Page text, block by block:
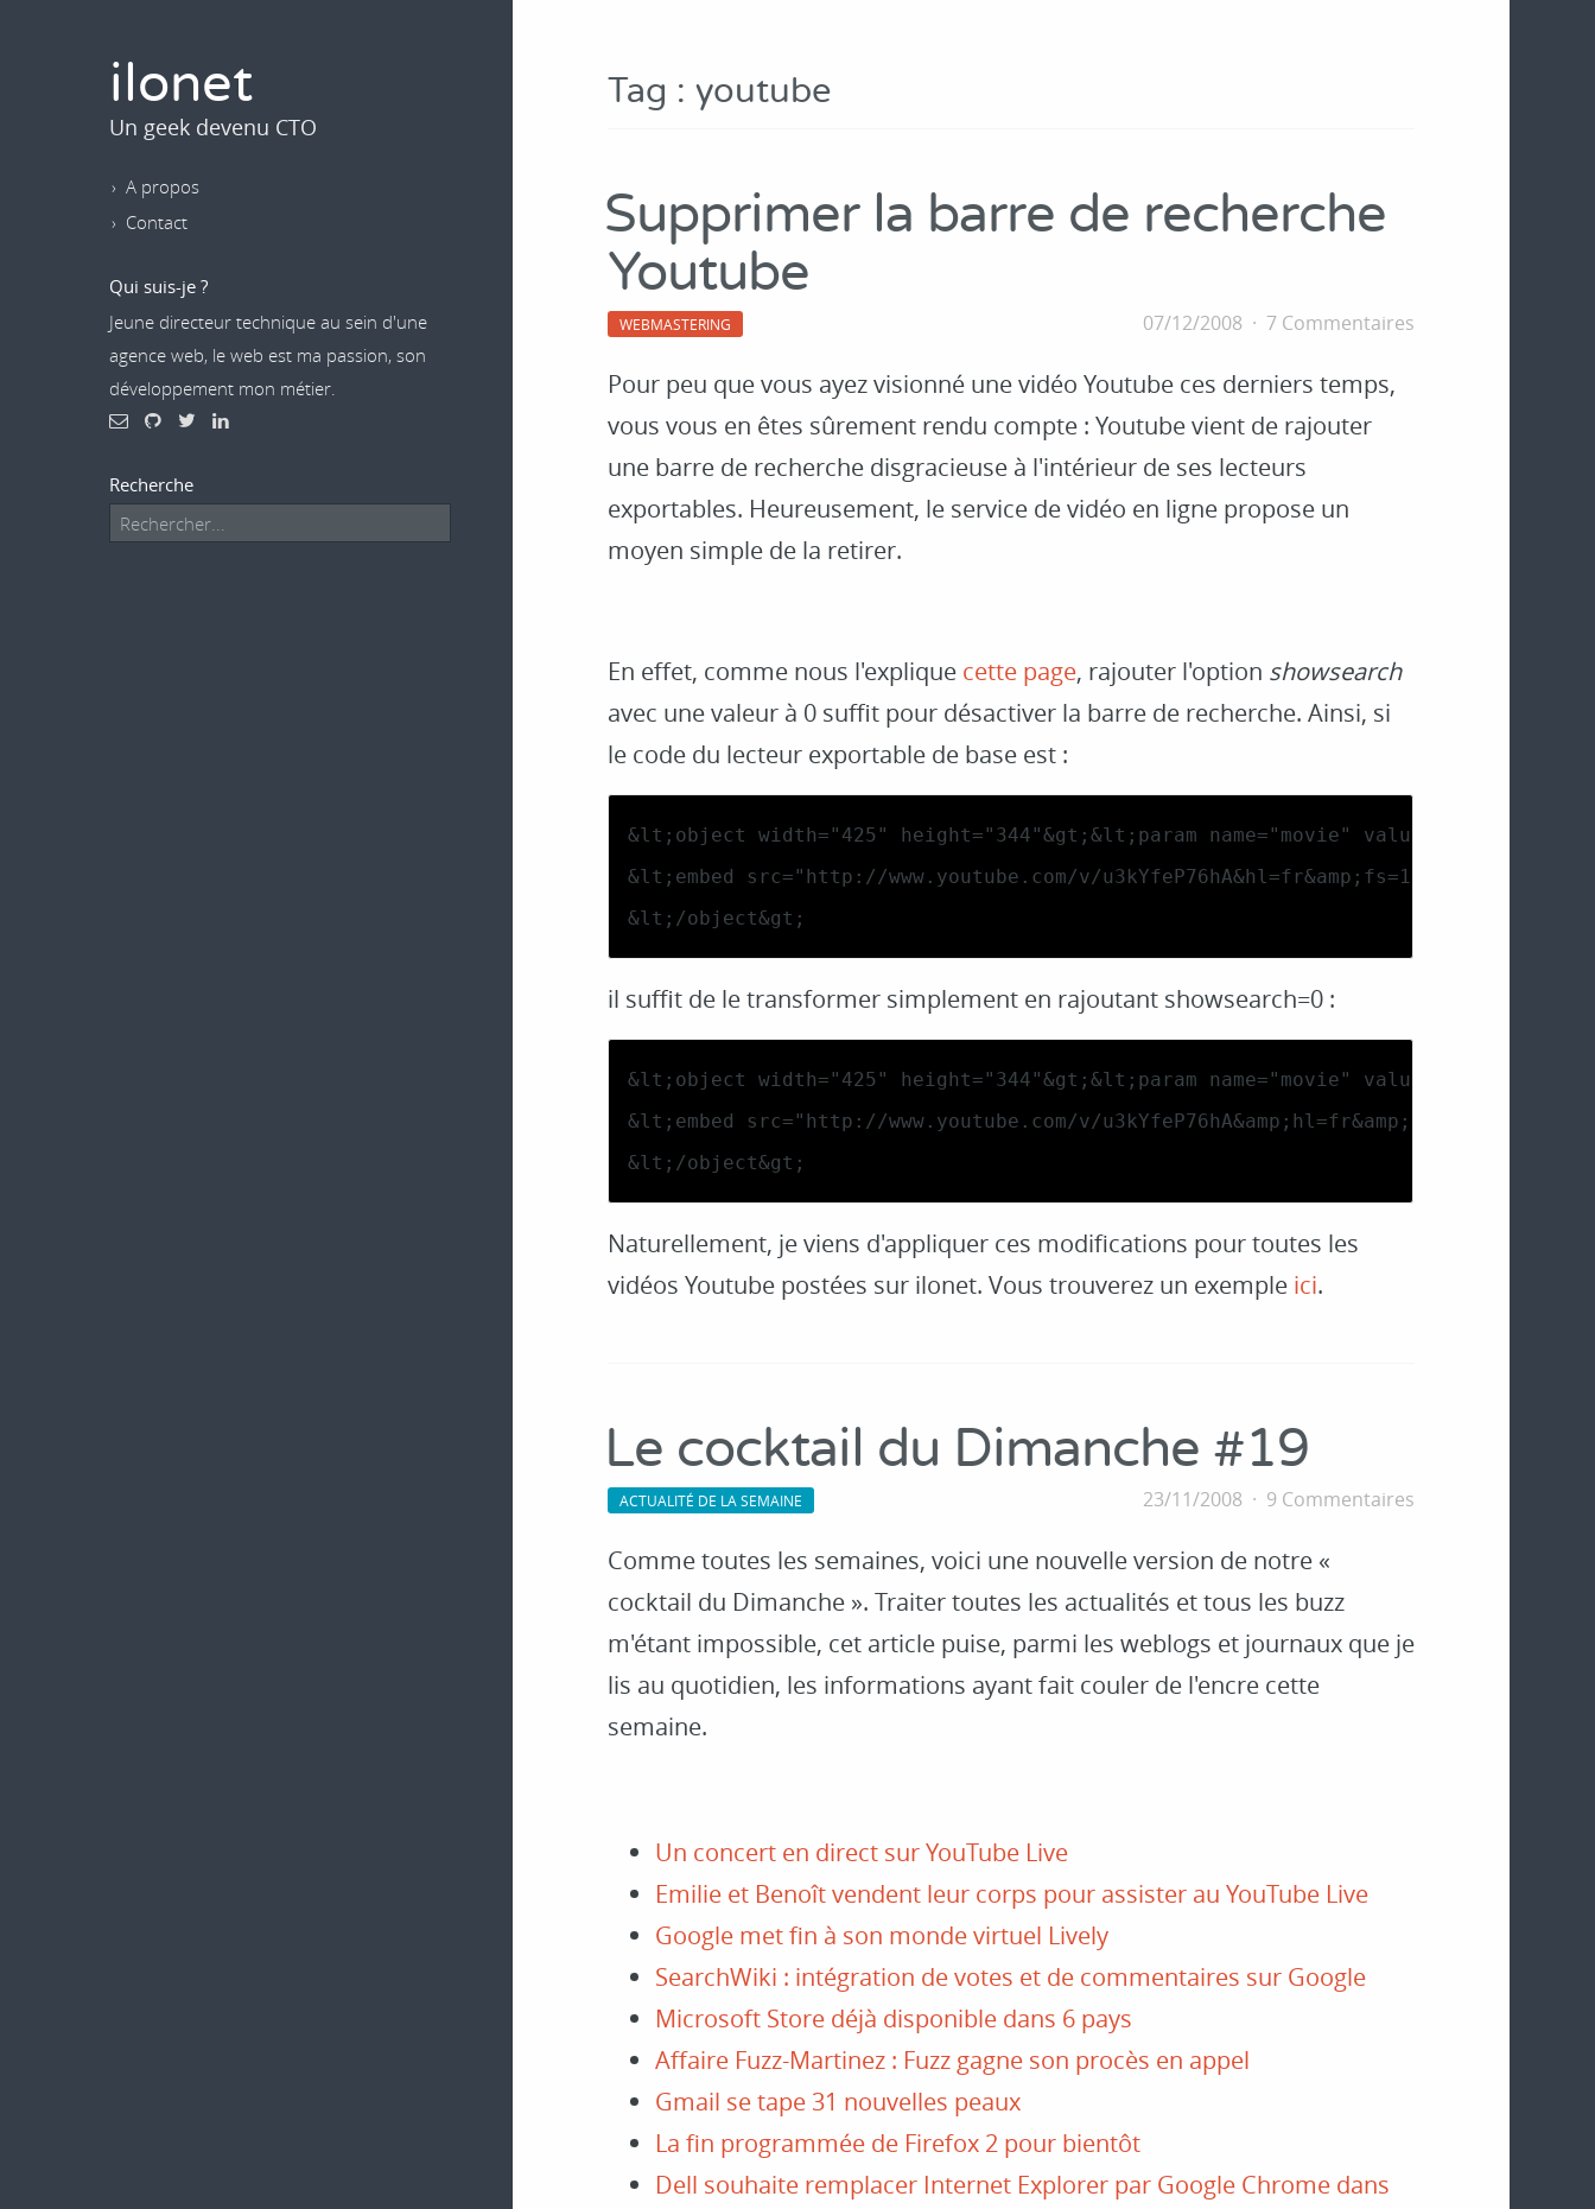
Tag : youtube
Supprimer la barre de recherche
Youtube
WEBMASTERING 07/12/2008 7 Commentaires
Pour peu que vous ayez visionné une vidéo Youtube ces derniers temps,
vous vous en êtes sûrement rendu compte : Youtube vient de rajouter
une barre de recherche disgracieuse à l'intérieur de ses lecteurs
exportables. Heureusement, le service de vidéo en ligne propose un
moyen simple de la retirer.
En effet, comme nous l'explique cette page, rajouter l'option showsearch
avec une valeur à 0 suffit pour désactiver la barre de recherche. Ainsi, si
le code du lecteur exportable de base est :
&lt;/object&gt;
il suffit de le transformer simplement en rajoutant showsearch=0 :
&lt;/object&gt;
Naturellement, je viens d'appliquer ces modifications pour toutes les
vidéos Youtube postées sur ilonet. Vous trouverez un exemple ici.
Le cocktail du Dimanche #19
ACTUALITÉ DE LA SEMAINE 23/11/2008 9 Commentaires
Comme toutes les semaines, voici une nouvelle version de notre «
cocktail du Dimanche ». Traiter toutes les actualités et tous les buzz
m'étant impossible, cet article puise, parmi les weblogs et journaux que je
lis au quotidien, les informations ayant fait couler de l'encre cette
semaine.
Un concert en direct sur YouTube Live
Emilie et Benoît vendent leur corps pour assister au YouTube Live
Google met fin à son monde virtuel Lively
SearchWiki : intégration de votes et de commentaires sur Google
Microsoft Store déjà disponible dans 6 pays
Affaire Fuzz-Martinez : Fuzz gagne son procès en appel
Gmail se tape 31 nouvelles peaux
La fin programmée de Firefox 2 pour bientôt
Dell souhaite remplacer Internet Explorer par Google Chrome dans
ilonet
Un geek devenu CTO
A propos
Contact
Qui suis-je ?
Jeune directeur technique au sein d'une
agence web, le web est ma passion, son
développement mon métier.
Recherche